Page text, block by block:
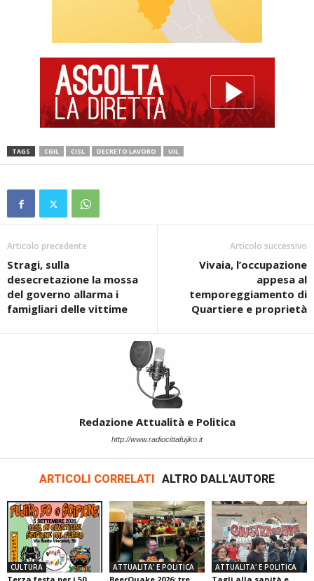
TAGS CGIL CISL DECRETO LAVORO UIL
Articolo precedente
Stragi, sulla
desecretazione la mossa
del governo allarma i
famigliari delle vittime
Articolo successivo
Vivaia, l’occupazione
appesa al
temporeggiamento di
Quartiere e proprietà
Redazione Attualità e Politica
http://www.radiocittafujiko.it
ARTICOLI CORRELATI ALTRO DALL'AUTORE
CULTURA ATTUALITA' E POLITICA ATTUALITA' E POLITICA